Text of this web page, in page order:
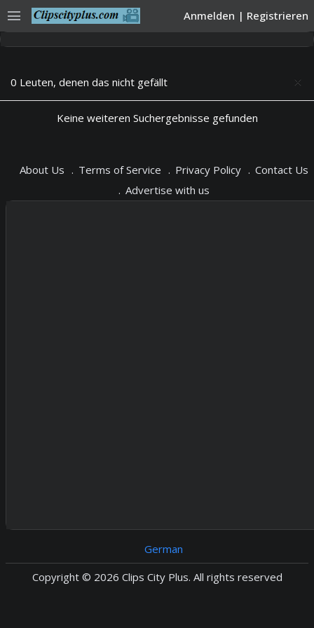
Anmelden | Registrieren
menu
close
0 Leuten, denen das nicht gefällt
Keine weiteren Suchergebnisse gefunden
About Us Terms of Service Privacy Policy
Contact Us
Advertise with us
German
Copyright © 2026 Clips City Plus. All rights reserved